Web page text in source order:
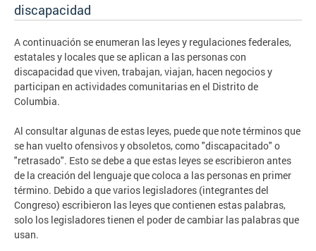
discapacidad
A continuación se enumeran las leyes y regulaciones federales,
estatales y locales que se aplican a las personas con
discapacidad que viven, trabajan, viajan, hacen negocios y
participan en actividades comunitarias en el Distrito de
Columbia.
Al consultar algunas de estas leyes, puede que note términos que
se han vuelto ofensivos y obsoletos, como "discapacitado" o
"retrasado". Esto se debe a que estas leyes se escribieron antes
de la creación del lenguaje que coloca a las personas en primer
término. Debido a que varios legisladores (integrantes del
Congreso) escribieron las leyes que contienen estas palabras,
solo los legisladores tienen el poder de cambiar las palabras que
usan.